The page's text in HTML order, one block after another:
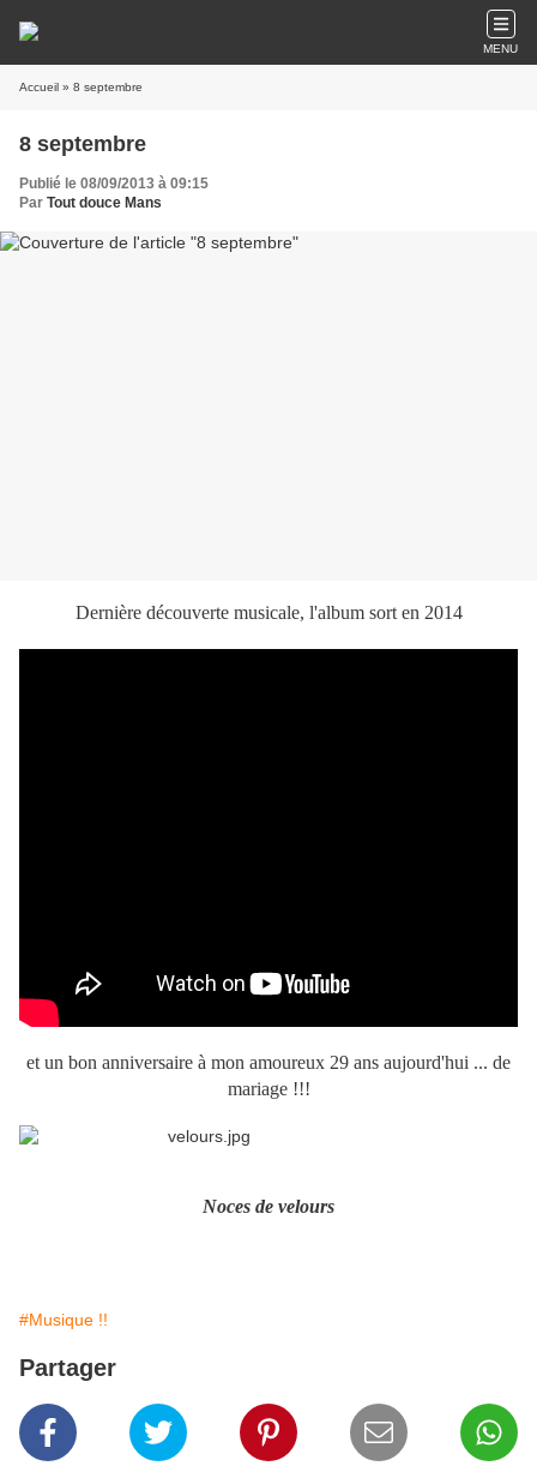
MENU
Accueil » 8 septembre
8 septembre
Publié le 08/09/2013 à 09:15
Par Tout douce Mans
Dernière découverte musicale, l'album sort en 2014
et un bon anniversaire à mon amoureux 29 ans aujourd'hui ... de
mariage !!!
Noces de velours
#Musique !!
Partager